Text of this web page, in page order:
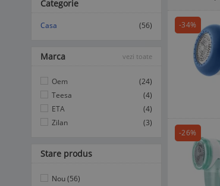
-34%
-26%
Categorie
Casa (56)
Marca vezi toate
Oem
(24)
Teesa
(4)
ETA
(4)
Zilan
(3)
Stare produs
Nou (56)